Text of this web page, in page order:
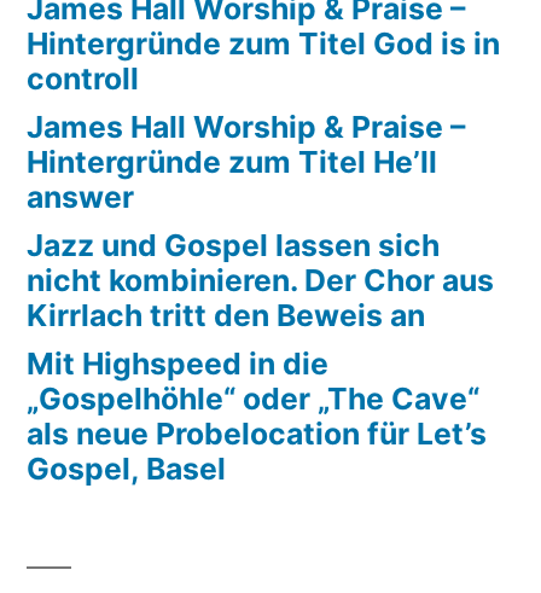
James Hall Worship & Praise –
Hintergründe zum Titel God is in
controll
James Hall Worship & Praise –
Hintergründe zum Titel He’ll
answer
Jazz und Gospel lassen sich
nicht kombinieren. Der Chor aus
Kirrlach tritt den Beweis an
Mit Highspeed in die
„Gospelhöhle“ oder „The Cave“
als neue Probelocation für Let’s
Gospel, Basel